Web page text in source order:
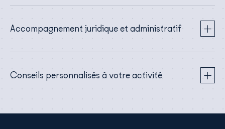
Accompagnement juridique et administratif
Conseils personnalisés à votre activité